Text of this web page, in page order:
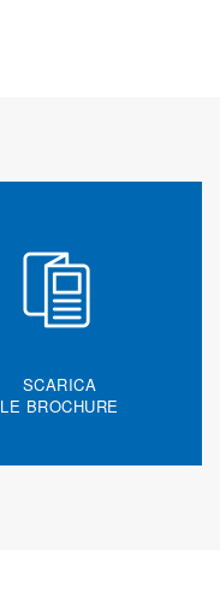
SCARICA
LE BROCHURE